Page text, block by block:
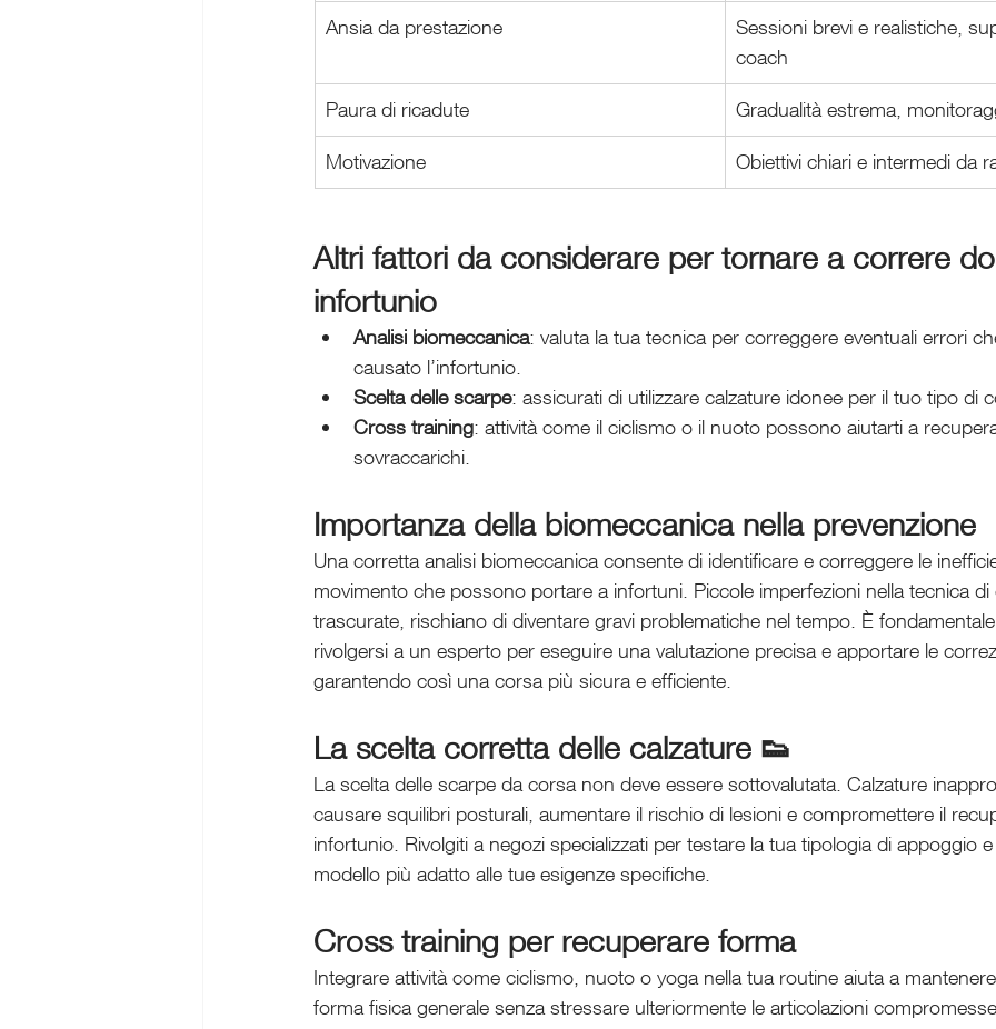
Ansia da prestazione
Sessioni brevi e realistiche,
coach
Paura di ricadute Gradualità estrema,
Motivazione Obiettivi chiari e intermedi da
Altri fattori da considerare per tornare a correre
infortunio
Analisi biomeccanica: valuta la tua tecnica per correggere eventuali errori
causato l’infortunio.
Scelta delle scarpe: assicurati di utilizzare calzature idonee per il tuo tipo di
Cross training: attività come il ciclismo o il nuoto possono aiutarti a
sovraccarichi.
Importanza della biomeccanica nella prevenzione
Una corretta analisi biomeccanica consente di identificare e correggere le
movimento che possono portare a infortuni. Piccole imperfezioni nella tecnica
trascurate, rischiano di diventare gravi problematiche nel tempo. È
rivolgersi a un esperto per eseguire una valutazione precisa e apportare le
garantendo così una corsa più sicura e efficiente.
La scelta corretta delle calzature 👟
La scelta delle scarpe da corsa non deve essere sottovalutata. Calzature
causare squilibri posturali, aumentare il rischio di lesioni e compromettere il
infortunio. Rivolgiti a negozi specializzati per testare la tua tipologia di appoggio
modello più adatto alle tue esigenze specifiche.
Cross training per recuperare forma
Integrare attività come ciclismo, nuoto o yoga nella tua routine aiuta a
forma fisica generale senza stressare ulteriormente le articolazioni